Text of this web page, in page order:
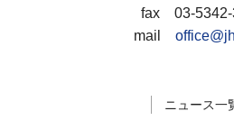
fax 03-5342-
mail
ニュース一